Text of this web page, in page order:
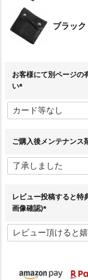
ブラック
お客様にて別ページの
い
必
須
ご購入後メンテナンス
レビュー投稿すると
画像確認)
必
須